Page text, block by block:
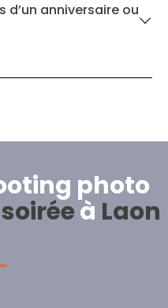
anniversaire ou
photo
à Laon